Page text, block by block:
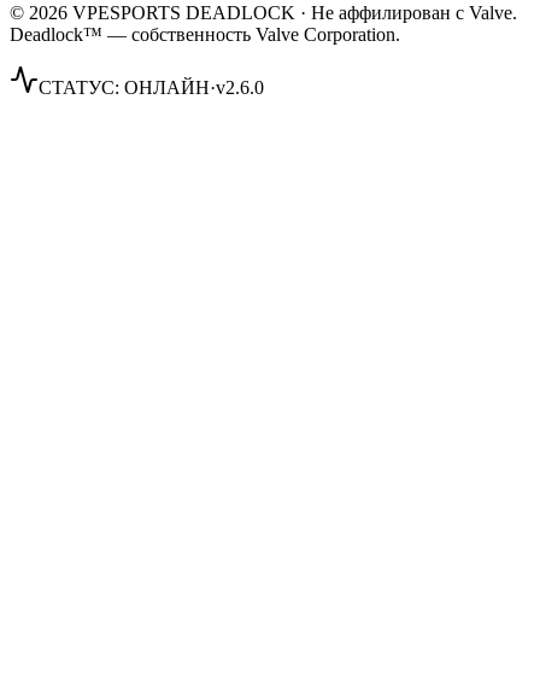
© 2026 VPESPORTS DEADLOCK · Не аффилирован с Valve.
Deadlock™ — собственность Valve Corporation.
СТАТУС: ОНЛАЙН·v2.6.0